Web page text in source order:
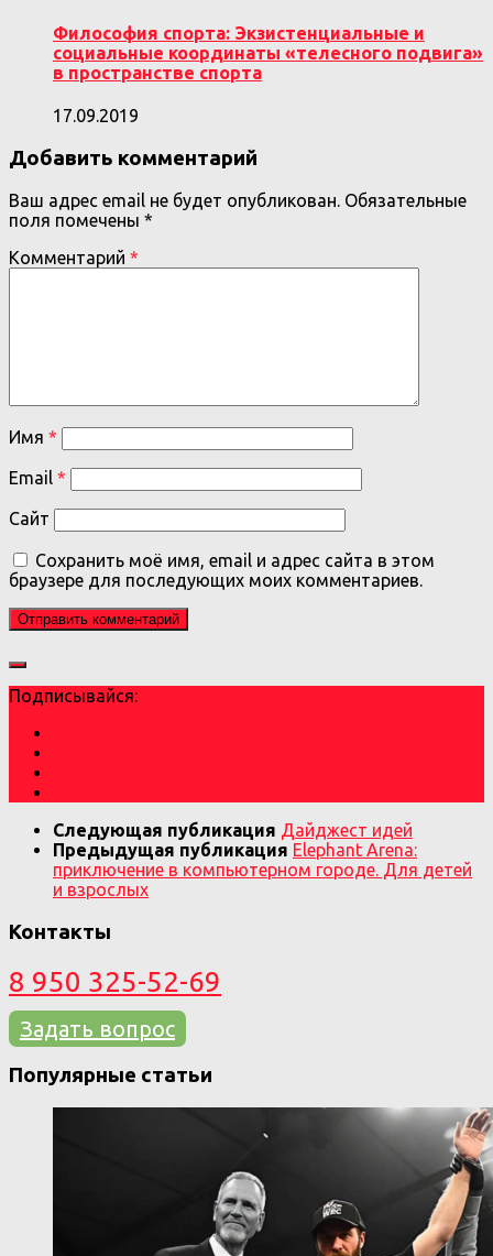
Философия спорта: Экзистенциальные и
социальные координаты «телесного подвига»
в пространстве спорта
17.09.2019
Добавить комментарий
Ваш адрес email не будет опубликован. Обязательные
поля помечены *
Комментарий *
Имя *
Email *
Сайт
Сохранить моё имя, email и адрес сайта в этом
браузере для последующих моих комментариев.
Подписывайся:
Следующая публикация Дайджест идей
Предыдущая публикация Elephant Arena:
приключение в компьютерном городе. Для детей
и взрослых
Контакты
8 950 325-52-69
Задать вопрос
Популярные статьи